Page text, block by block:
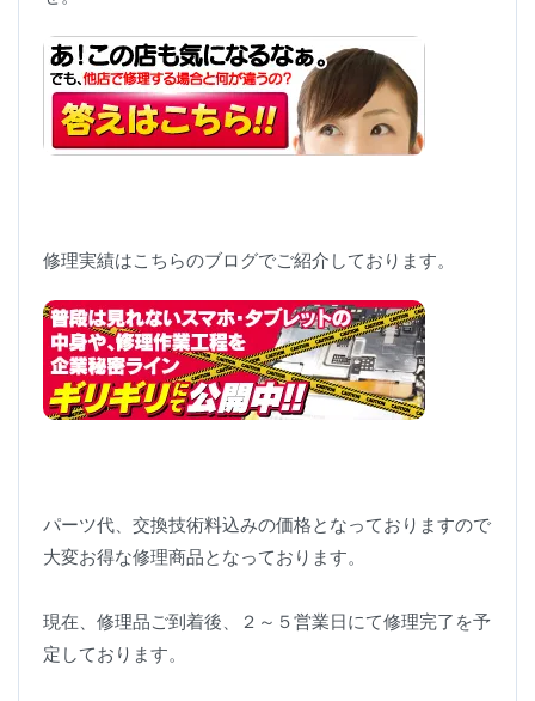
修理実績はこちらのブログでご紹介しております。
パーツ代、交換技術料込みの価格となっておりますので
大変お得な修理商品となっております。
現在、修理品ご到着後、２～５営業日にて修理完了を予
定しております。